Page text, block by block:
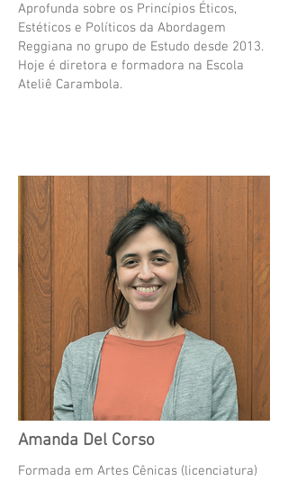
Aprofunda sobre os Princípios Éticos,
Estéticos e Políticos da Abordagem
Reggiana no grupo de Estudo desde 2013.
Hoje é diretora e formadora na Escola
Ateliê Carambola.
Amanda Del Corso
Formada em Artes Cênicas (licenciatura)